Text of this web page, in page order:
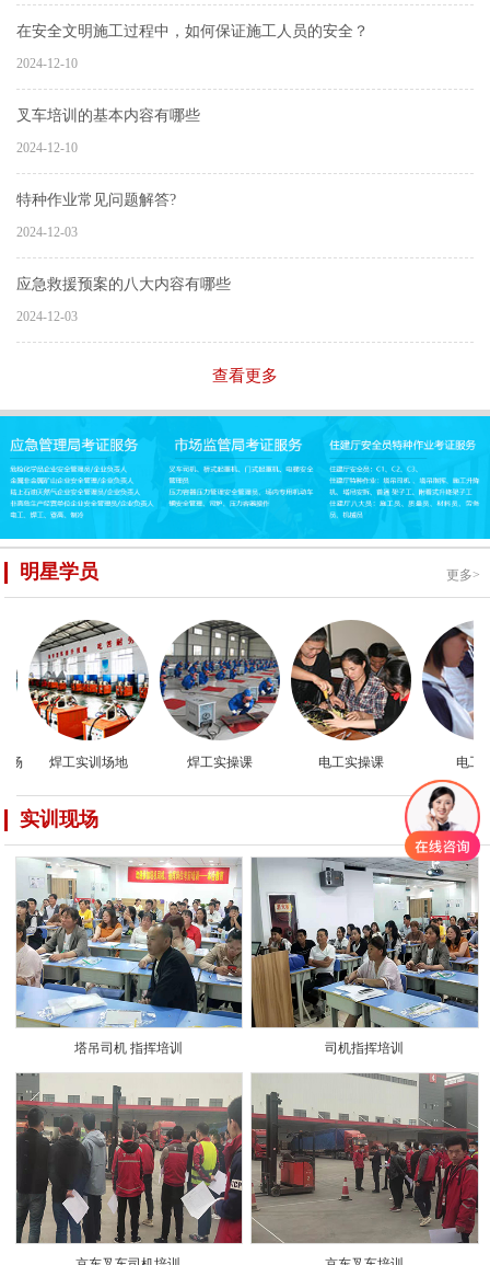
在安全文明施工过程中，如何保证施工人员的安全？
2024-12-10
叉车培训的基本内容有哪些
2024-12-10
特种作业常见问题解答?
2024-12-03
应急救援预案的八大内容有哪些
2024-12-03
查看更多
明星学员 更多>
焊工实训场地 焊工实操课 电工实操课 电工实
实训现场 更多>
塔吊司机 指挥培训 司机指挥培训